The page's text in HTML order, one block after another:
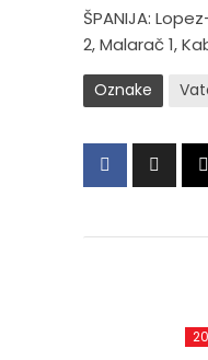
ŠPANIJA:
2, Malarač 1,
Oznake